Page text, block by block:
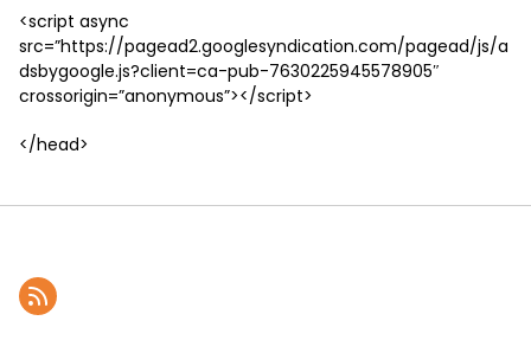
<script async
src=”https://pagead2.googlesyndication.com/pagead/js/a
dsbygoogle.js?client=ca-pub-7630225945578905″
crossorigin=”anonymous”></script>
</head>